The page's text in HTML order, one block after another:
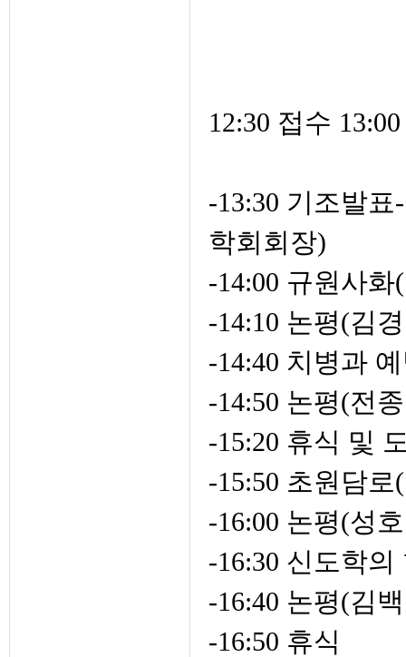
12:30 접수
-13:30 기조발
학회회장)
-14:00 규원사
-14:10 논평(김
-14:40 치병과
-14:50 논평(전
-15:20 휴식 및
-15:50 초원담
-16:00 논평(성
-16:30 신도학
-16:40 논평(김
-16:50 휴식